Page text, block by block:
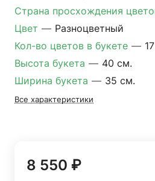
Страна просхождения
Цвет — Разноцветный
Кол-во цветов в букете — 17
Высота букета — 40 см.
Ширина букета — 35 см.
Все характеристики
8 550 ₽